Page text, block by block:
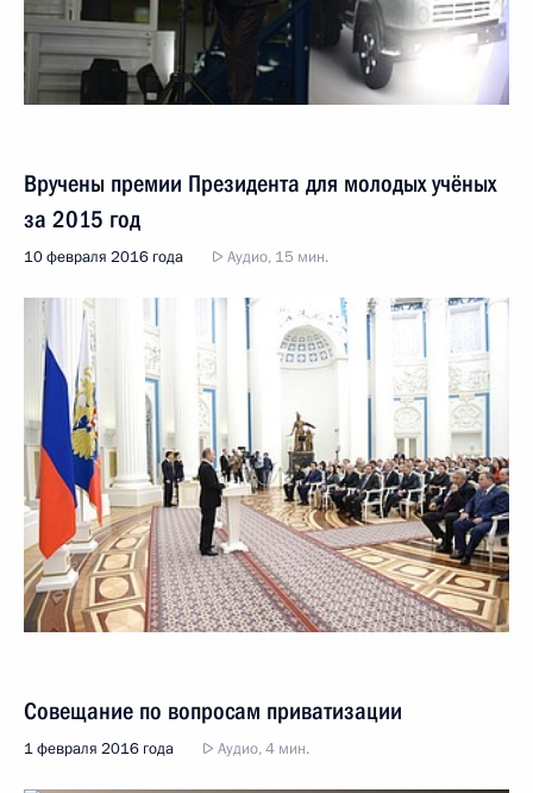
Вручены премии Президента для молодых учёных
за 2015 год
10 февраля 2016 года Аудио, 15 мин.
Совещание по вопросам приватизации
1 февраля 2016 года Аудио, 4 мин.